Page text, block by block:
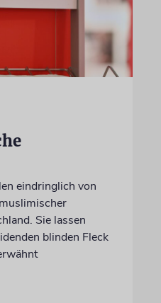
eindringlich von
Sie lassen
blinden Fleck